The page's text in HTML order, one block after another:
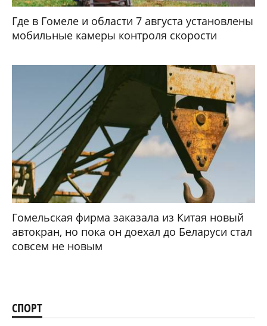
Где в Гомеле и области 7 августа установлены
мобильные камеры контроля скорости
Гомельская фирма заказала из Китая новый
автокран, но пока он доехал до Беларуси стал
совсем не новым
СПОРТ